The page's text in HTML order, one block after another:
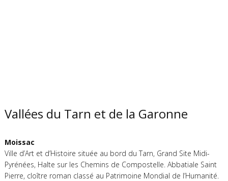
Vallées du Tarn et de la Garonne
Moissac
Ville d’Art et d’Histoire située au bord du Tarn, Grand Site Midi-
Pyrénées, Halte sur les Chemins de Compostelle. Abbatiale Saint
Pierre, cloître roman classé au Patrimoine Mondial de l’Humanité.